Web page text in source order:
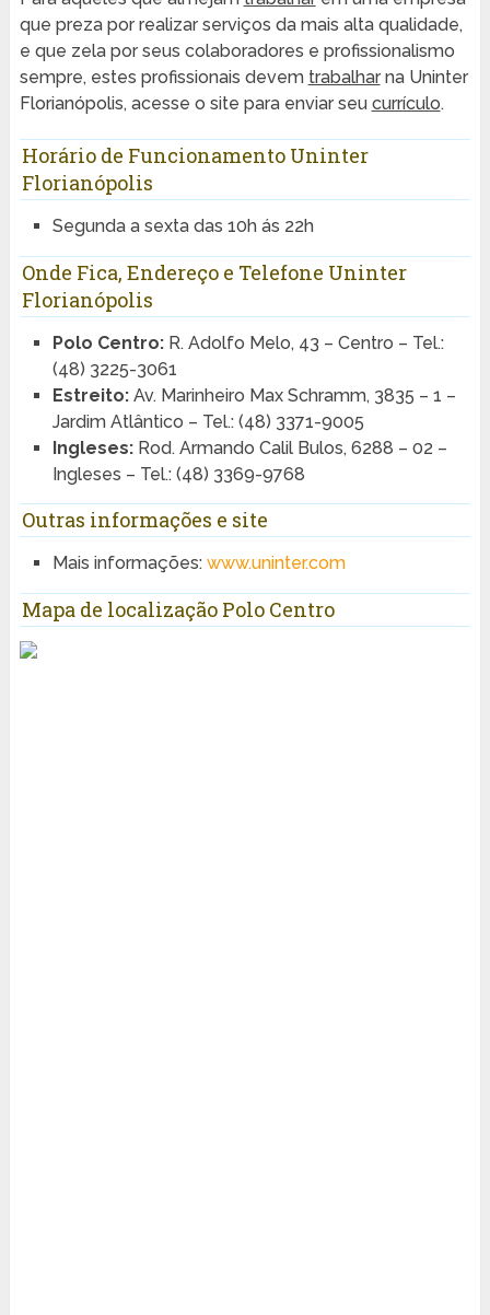
que preza por realizar serviços da mais alta qualidade,
e que zela por seus colaboradores e profissionalismo
sempre, estes profissionais devem trabalharna Uninter
Florianópolis, acesse o site para enviar seu currículo.
Horário de Funcionamento Uninter
Florianópolis
Segunda a sexta das 10h ás 22h
Onde Fica, Endereço e Telefone Uninter
Florianópolis
Polo Centro: R. Adolfo Melo, 43 – Centro – Tel.:
(48) 3225-3061
Estreito: Av. Marinheiro Max Schramm, 3835 – 1 –
Jardim Atlântico – Tel.: (48) 3371-9005
Ingleses: Rod. Armando Calil Bulos, 6288 – 02 –
Ingleses – Tel.: (48) 3369-9768
Outras informações e site
Mais informações: www.uninter.com
Mapa de localização Polo Centro